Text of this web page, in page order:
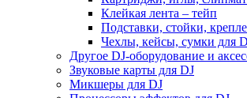
Клейкая лента – тейп
Подставки, стойки,
Чехлы, кейсы, сумки для
Другое DJ-оборудование и
Звуковые карты для DJ
Микшеры для DJ